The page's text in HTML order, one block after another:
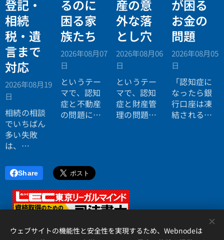
登記・
相続
税・遺
言まで
対応
2026年08月19
日
相続の相談
でいちばん
多い失敗
は、
行ったら登
記の話がで
きず、司法
書士に行っ
たら税金が
い」ことで
るのに
困る家
族たち
2026年08月07
日
というテー
マで、認知
症と不動産
の問題につ
産の意
外な落
とし穴
2026年08月06
日
というテー
マで、認知
症と財産管
理の問題に
が困る
お金の
問題
2026年08月05
日
「認知症に
なったら銀
行口座は凍
結されると
Share
ウェブサイトの機能性と安全性を実現するため、Webnodeは